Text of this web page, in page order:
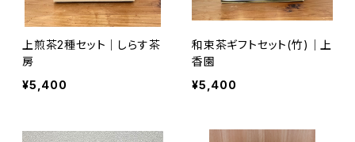
上煎茶2種セット｜しらす茶
房
¥5,400
和束茶ギフトセット(竹)｜上
香園
¥5,400